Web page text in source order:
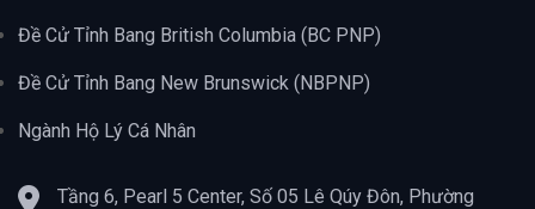
Đề Cử Tỉnh Bang British Columbia (BC PNP)
Đề Cử Tỉnh Bang New Brunswick (NBPNP)
Ngành Hộ Lý Cá Nhân
Tầng 6, Pearl 5 Center, Số 05 Lê Qúy Đôn, Phường